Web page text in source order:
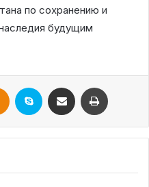
по сохранению и
будущим